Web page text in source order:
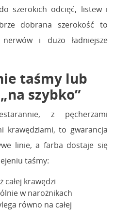
szerokich odcięć, listew i
dobrana szerokość to
i dużo ładniejsze
taśmy lub
szybko”
z pęcherzami
krawędziami, to gwarancja
linie, a farba dostaje się
taśmy:
całej krawędzi
w narożnikach
równo na całej